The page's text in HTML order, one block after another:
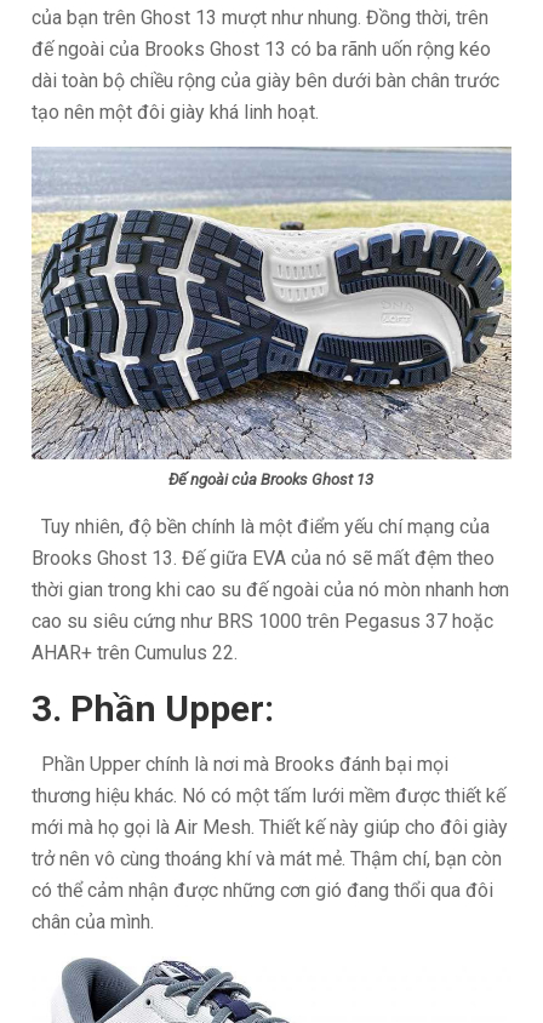
của bạn trên Ghost 13 mượt như nhung. Đồng thời, trên
đế ngoài của Brooks Ghost 13 có ba rãnh uốn rộng kéo
dài toàn bộ chiều rộng của giày bên dưới bàn chân trước
tạo nên một đôi giày khá linh hoạt.
Đế ngoài của Brooks Ghost 13
Tuy nhiên, độ bền chính là một điểm yếu chí mạng của
Brooks Ghost 13. Đế giữa EVA của nó sẽ mất đệm theo
thời gian trong khi cao su đế ngoài của nó mòn nhanh hơn
cao su siêu cứng như BRS 1000 trên Pegasus 37 hoặc
AHAR+ trên Cumulus 22.
3. Phần Upper:
Phần Upper chính là nơi mà Brooks đánh bại mọi
thương hiệu khác. Nó có một tấm lưới mềm được thiết kế
mới mà họ gọi là Air Mesh. Thiết kế này giúp cho đôi giày
trở nên vô cùng thoáng khí và mát mẻ. Thậm chí, bạn còn
có thể cảm nhận được những cơn gió đang thổi qua đôi
chân của mình.